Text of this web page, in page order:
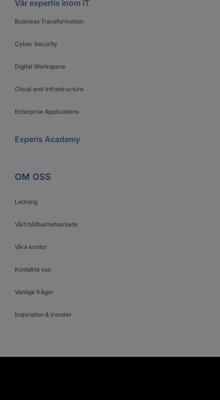
Vår expertis inom IT
Business Transformation
Cyber Security
Digital Workspace
Cloud and Infrastructure
Enterprise Applications
Experis Academy
OM OSS
Ledning
Vårt hållbarhetsarbete
Våra kontor
Kontakta oss
Vanliga frågor
Inspiration & trender